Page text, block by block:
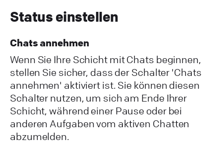
Status einstellen
Chats annehmen
Wenn Sie Ihre Schicht mit Chats beginnen,
stellen Sie sicher, dass der Schalter 'Chats
annehmen' aktiviert ist. Sie können diesen
Schalter nutzen, um sich am Ende Ihrer
Schicht, während einer Pause oder bei
anderen Aufgaben vom aktiven Chatten
abzumelden.